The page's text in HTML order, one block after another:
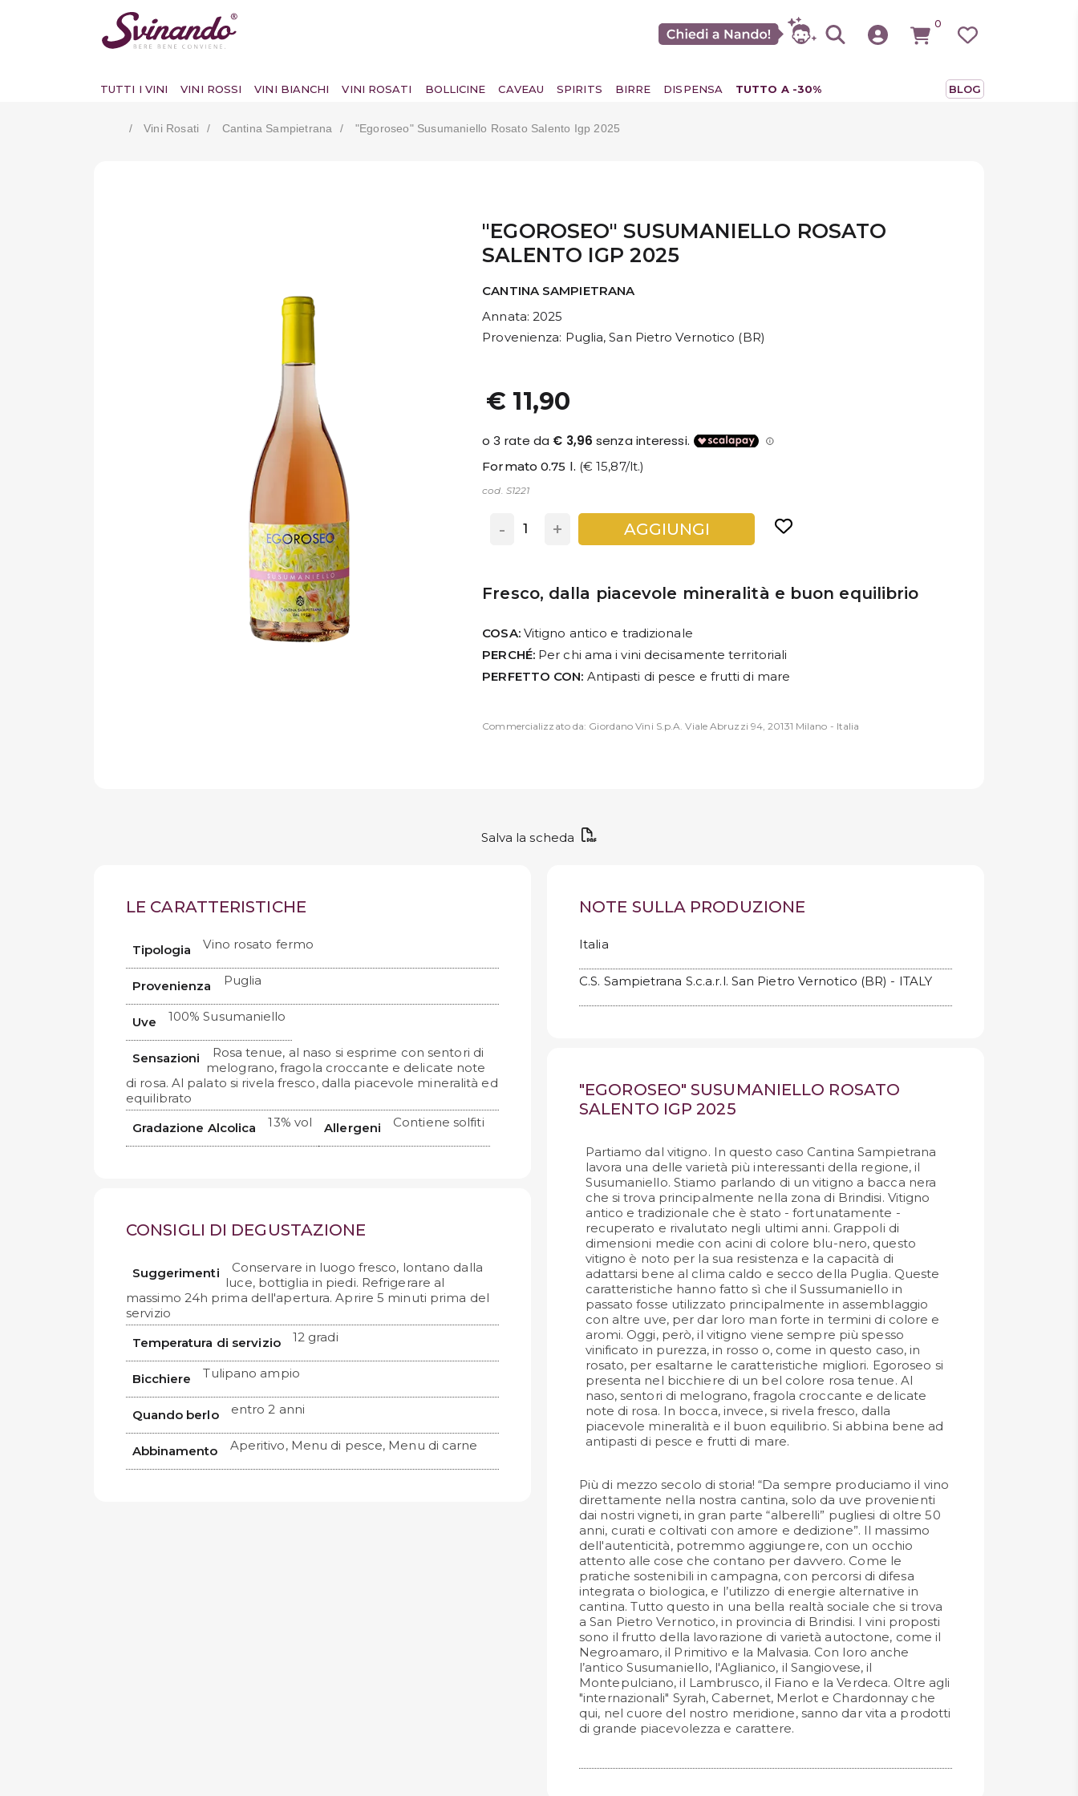
0
TUTTI I VINI VINI ROSSI VINI BIANCHI VINI ROSATI BOLLICINE CAVEAU SPIRITS BIRRE DISPENSA TUTTO A -30% BLOG
Vini Rosati Cantina Sampietrana "egoroseo" Susumaniello Rosato Salento Igp 2025
"EGOROSEO" SUSUMANIELLO ROSATO
SALENTO IGP 2025
CANTINA SAMPIETRANA
Annata: 2025
Provenienza: Puglia, San Pietro Vernotico (BR)
€ 11,90
Formato 0.75 l. (€ 15,87/lt.)
cod. S1221
- + AGGIUNGI
Fresco, dalla piacevole mineralità e buon equilibrio
COSA:Vitigno antico e tradizionale
PERCHÉ:Per chi ama i vini decisamente territoriali
PERFETTO CON: Antipasti di pesce e frutti di mare
Commercializzato da: Giordano Vini S.p.A. Viale Abruzzi 94, 20131 Milano - Italia
Salva la scheda
LE CARATTERISTICHE
Tipologia Vino rosato fermo
Provenienza Puglia
Uve 100% Susumaniello
Sensazioni
Rosa tenue, al naso si esprime con sentori di
melograno, fragola croccante e delicate note
di rosa. Al palato si rivela fresco, dalla piacevole mineralità ed
equilibrato
Gradazione Alcolica
13% vol Allergeni Contiene solfiti
CONSIGLI DI DEGUSTAZIONE
Suggerimenti
Conservare in luogo fresco, lontano dalla
luce, bottiglia in piedi. Refrigerare al
massimo 24h prima dell'apertura. Aprire 5 minuti prima del
servizio
Temperatura di servizio
12 gradi
Bicchiere Tulipano ampio
Quando berlo entro 2 anni
Abbinamento Aperitivo, Menu di pesce, Menu di carne
NOTE SULLA PRODUZIONE
Italia
C.S. Sampietrana S.c.a.r.l. San Pietro Vernotico (BR) - ITALY
"EGOROSEO" SUSUMANIELLO ROSATO
SALENTO IGP 2025
Partiamo dal vitigno. In questo caso Cantina Sampietrana
lavora una delle varietà più interessanti della regione, il
Susumaniello. Stiamo parlando di un vitigno a bacca nera
che si trova principalmente nella zona di Brindisi. Vitigno
antico e tradizionale che è stato - fortunatamente -
recuperato e rivalutato negli ultimi anni. Grappoli di
dimensioni medie con acini di colore blu-nero, questo
vitigno è noto per la sua resistenza e la capacità di
adattarsi bene al clima caldo e secco della Puglia. Queste
caratteristiche hanno fatto sì che il Sussumaniello in
passato fosse utilizzato principalmente in assemblaggio
con altre uve, per dar loro man forte in termini di colore e
aromi. Oggi, però, il vitigno viene sempre più spesso
vinificato in purezza, in rosso o, come in questo caso, in
rosato, per esaltarne le caratteristiche migliori. Egoroseo si
presenta nel bicchiere di un bel colore rosa tenue. Al
naso, sentori di melograno, fragola croccante e delicate
note di rosa. In bocca, invece, si rivela fresco, dalla
piacevole mineralità e il buon equilibrio. Si abbina bene ad
antipasti di pesce e frutti di mare.
Più di mezzo secolo di storia! “Da sempre produciamo il vino
direttamente nella nostra cantina, solo da uve provenienti
dai nostri vigneti, in gran parte “alberelli” pugliesi di oltre 50
anni, curati e coltivati con amore e dedizione”. Il massimo
dell'autenticità, potremmo aggiungere, con un occhio
attento alle cose che contano per davvero. Come le
pratiche sostenibili in campagna, con percorsi di difesa
integrata o biologica, e l’utilizzo di energie alternative in
cantina. Tutto questo in una bella realtà sociale che si trova
a San Pietro Vernotico, in provincia di Brindisi. I vini proposti
sono il frutto della lavorazione di varietà autoctone, come il
Negroamaro, il Primitivo e la Malvasia. Con loro anche
l’antico Susumaniello, l'Aglianico, il Sangiovese, il
Montepulciano, il Lambrusco, il Fiano e la Verdeca. Oltre agli
"internazionali" Syrah, Cabernet, Merlot e Chardonnay che
qui, nel cuore del nostro meridione, sanno dar vita a prodotti
di grande piacevolezza e carattere.